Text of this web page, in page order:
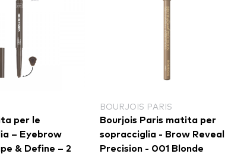
matita per
- Brow Reveal
001 Blonde
NYX PROFESSIONAL MAKEUP
NYX Professional Makeup
Zero to Brow Longwear
Brow Gel - Black (ZTBG08)